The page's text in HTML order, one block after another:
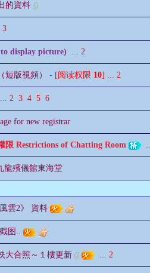
的資料
3
display picture) ... 2
短版視頻） - [阅读权限 10] ... 2
... 2 3 4 5 6
for new registrar
限 Restrictions of Chatting Room
龍殯儀館東海堂
雲2》 資料
图..
大合照～１樓更新 ... 2